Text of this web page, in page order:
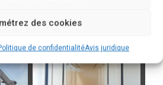
des cookies
de confidentialitéAvis juridique